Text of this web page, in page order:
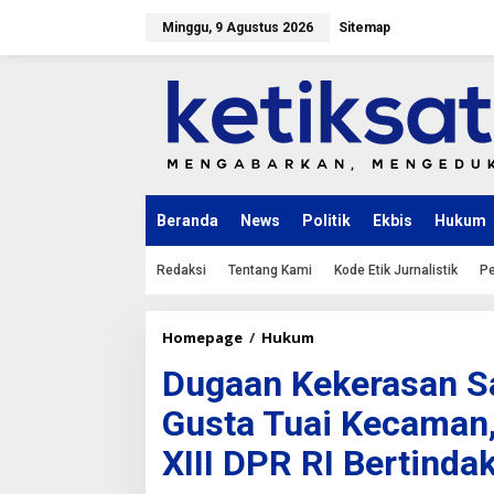
Minggu, 9 Agustus 2026 Sitemap
Beranda News Politik Ekbis Hukum
Redaksi Tentang Kami Kode Etik Jurnalistik
Homepage / Hukum
g
a
a
n
K
e
Dugaan Kekerasan
Gusta Tuai
XIII DPR RI